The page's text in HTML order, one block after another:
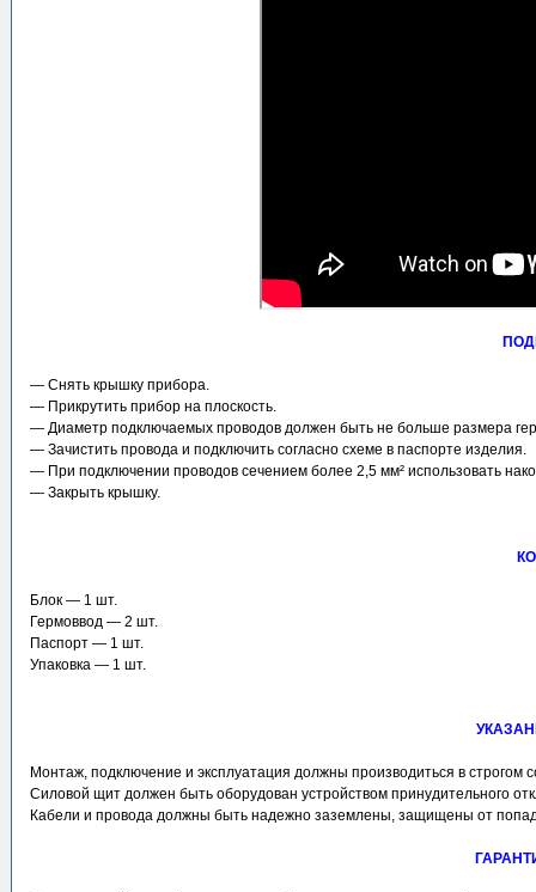
― Снять крышку прибора.
― Прикрутить прибор на плоскость.
― Диаметр подключаемых проводов должен быть не больше размера
― Зачистить провода и подключить согласно схеме в паспорте изделия.
― При подключении проводов сечением более 2,5 мм² использовать
― Закрыть крышку.
Блок ― 1 шт.
Гермоввод ― 2 шт.
Паспорт ― 1 шт.
Упаковка ― 1 шт.
Монтаж, подключение и эксплуатация должны производиться в строгом
Силовой щит должен быть оборудован устройством принудительного
Кабели и провода должны быть надежно заземлены, защищены от